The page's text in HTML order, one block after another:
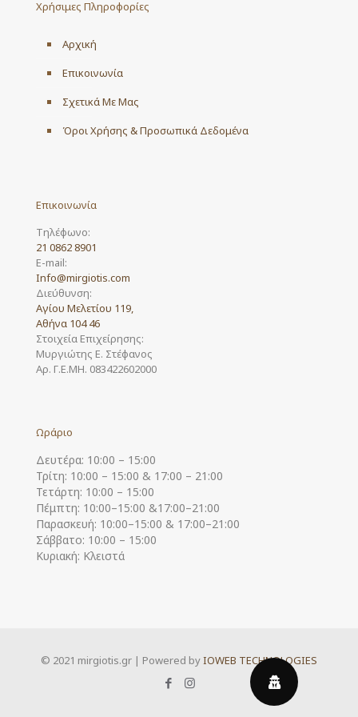
Χρήσιμες Πληροφορίες
Αρχική
Επικοινωνία
Σχετικά Με Μας
Όροι Χρήσης & Προσωπικά Δεδομένα
Επικοινωνία
Τηλέφωνο:
21 0862 8901
E-mail:
Info@mirgiotis.com
Διεύθυνση:
Αγίου Μελετίου 119,
Αθήνα 104 46
Στοιχεία Επιχείρησης:
Μυργιώτης Ε. Στέφανος
Αρ. Γ.Ε.ΜΗ. 083422602000
Ωράριο
Δευτέρα: 10:00 – 15:00
Τρίτη: 10:00 – 15:00 & 17:00 – 21:00
Τετάρτη: 10:00 – 15:00
Πέμπτη: 10:00–15:00 &17:00–21:00
Παρασκευή: 10:00–15:00 & 17:00–21:00
Σάββατο: 10:00 – 15:00
Κυριακή: Κλειστά
© 2021 mirgiotis.gr | Powered byIOWEB TECHNOLOGIES